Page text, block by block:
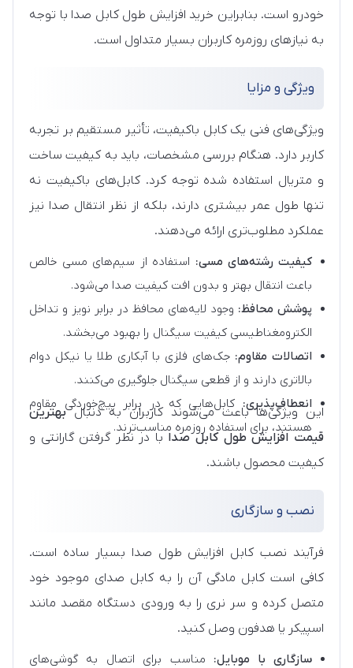
خودرو است. بنابراین خرید افزایش طول کابل صدا با توجه
به نیازهای روزمره کاربران بسیار متداول است.
ویژگی‌ و مزایا
ویژگی‌های فنی یک کابل باکیفیت، تأثیر مستقیم بر تجربه
کاربر دارد. هنگام بررسی مشخصات، باید به کیفیت ساخت
و متریال استفاده شده توجه کرد. کابل‌های باکیفیت نه
تنها طول عمر بیشتری دارند، بلکه از نظر انتقال صدا نیز
عملکرد مطلوب‌تری ارائه می‌دهند.
کیفیت رشته‌های مسی: استفاده از سیم‌های مسی خالص
باعث انتقال بهتر و بدون افت کیفیت صدا می‌شود.
پوشش محافظ: وجود لایه‌های محافظ در برابر نویز و تداخل
الکترومغناطیسی کیفیت سیگنال را بهبود می‌بخشد.
اتصالات مقاوم: جک‌های فلزی با آبکاری طلا یا نیکل دوام
بالاتری دارند و از قطعی سیگنال جلوگیری می‌کنند.
انعطاف‌پذیری:کابل‌هایی که در برابر پیچ‌خوردگی مقاوم
هستند، برای استفاده روزمره مناسب‌ترند.
این ویژگی‌ها باعث می‌شوند کاربران به دنبالبهترین
قیمت افزایش طول کابل صدا با در نظر گرفتن گارانتی و
کیفیت محصول باشند.
نصب و سازگاری
فرآیند نصب کابل افزایش طول صدا بسیار ساده است.
کافی است کابل مادگی آن را به کابل صدای موجود خود
متصل کرده و سر نری را به ورودی دستگاه مقصد مانند
اسپیکر یا هدفون وصل کنید.
سازگاری با موبایل: مناسب برای اتصال به گوشی‌های